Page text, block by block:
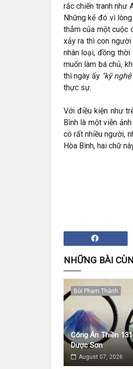
rắc chiến tranh như
Những kẻ đó vì
thẳm của một cuộc
xảy ra thì con
nhân loại, đồng
muốn làm bá chủ,
thì ngày ấy "kỹ
thực sự.
Với điều kiện như
Bình là một viễn
có rất nhiều người,
Hòa Bình, hai chữ
NHỮNG BÀI
Bùi Phạm Thành
Công Án Thiền
Dược Sơn
August 07, 2026